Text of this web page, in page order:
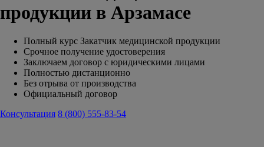
продукции в Арзамасе
Полный курс Закатчик медицинской продукции
Срочное получение удостоверения
Заключаем договор с юридическими лицами
Полностью дистанционно
Без отрыва от производства
Официальный договор
Консультация 8 (800) 555-83-54